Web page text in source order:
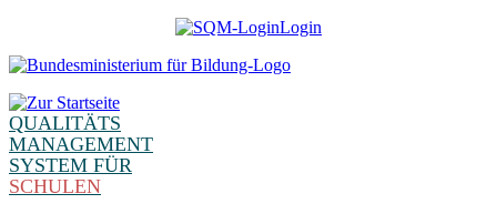
Login
QUALITÄTS
MANAGEMENT
SYSTEM FÜR
SCHULEN